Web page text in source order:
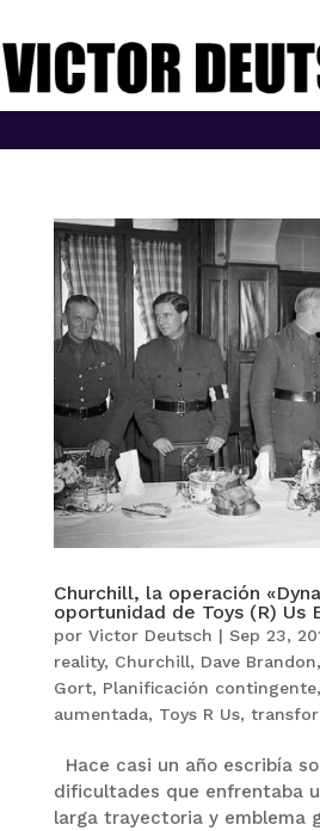
Churchill, la operación
oportunidad de Toys (R) Us
por Victor Deutsch | Sep 23,
reality, Churchill, Dave Brandon,
Gort, Planificación contingente,
aumentada, Toys R Us,
Hace casi un año escribía
dificultades que enfrentaba
larga trayectoria y emblema